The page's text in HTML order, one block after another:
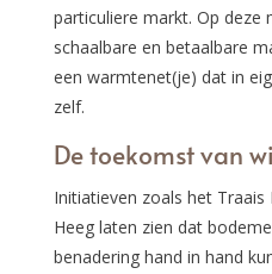
particuliere markt. Op deze
schaalbare en betaalbare
een warmtenet(je) dat in
zelf.
De toekomst van
Initiatieven zoals het Traais
Heeg laten zien dat
benadering hand in hand